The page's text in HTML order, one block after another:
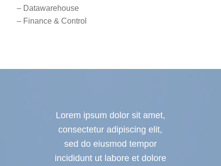
– Datawarehouse
– Finance & Control
Lorem ipsum dolor sit amet,
consectetur adipiscing elit,
sed do eiusmod tempor
incididunt ut labore et dolore